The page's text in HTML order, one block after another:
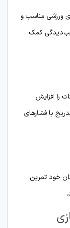
ورزشی مناسب و
کمک
را افزایش
با فشارهای
خود تمرین